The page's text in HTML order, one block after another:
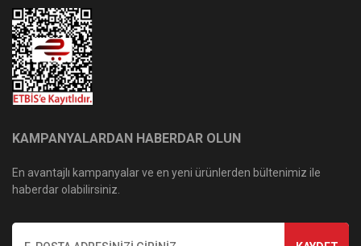
KAMPANYALARDAN HABERDAR OLUN
En avantajlı kampanyalar ve en yeni ürünlerden bültenimiz ile
haberdar olabilirsiniz.